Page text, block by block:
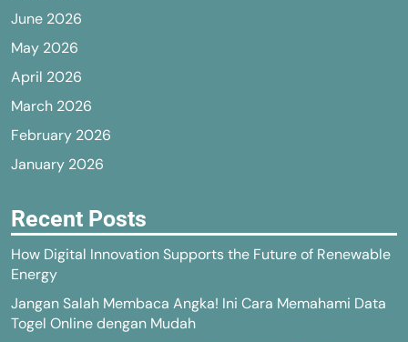
June 2026
May 2026
April 2026
March 2026
February 2026
January 2026
Recent Posts
How Digital Innovation Supports the Future of Renewable
Energy
Jangan Salah Membaca Angka! Ini Cara Memahami Data
Togel Online dengan Mudah